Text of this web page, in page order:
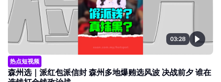
03:28
热点短视频
森州选｜派红包派信封 森州多地爆贿选风波 决战前夕 谁在